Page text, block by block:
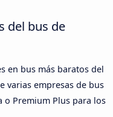
del bus de
en bus más baratos del
varias empresas de bus
o Premium Plus para los